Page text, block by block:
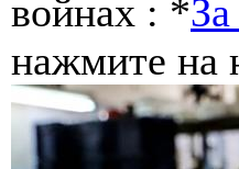
войнах : *
нажмите на